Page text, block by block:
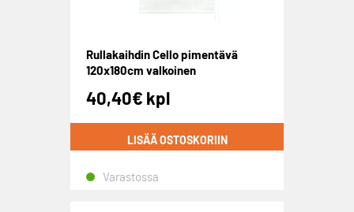
Rullakaihdin Cello pimentävä
120x180cm valkoinen
40,40€ kpl
LISÄÄ OSTOSKORIIN
Varastossa